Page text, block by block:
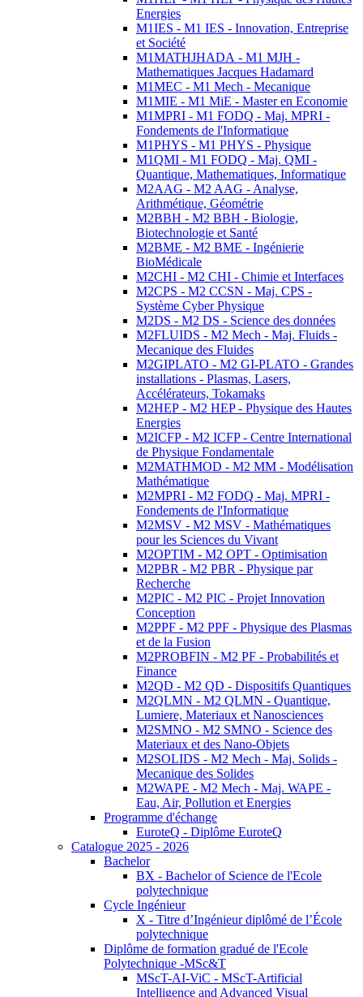
Energies
M1IES - M1 IES - Innovation, Entreprise
et Société
M1MATHJHADA - M1 MJH -
Mathematiques Jacques Hadamard
M1MEC - M1 Mech - Mecanique
M1MIE - M1 MiE - Master en Economie
M1MPRI - M1 FODQ - Maj. MPRI -
Fondements de l'Informatique
M1PHYS - M1 PHYS - Physique
M1QMI - M1 FODQ - Maj. QMI -
Quantique, Mathematiques, Informatique
M2AAG - M2 AAG - Analyse,
Arithmétique, Géométrie
M2BBH - M2 BBH - Biologie,
Biotechnologie et Santé
M2BME - M2 BME - Ingénierie
BioMédicale
M2CHI - M2 CHI - Chimie et Interfaces
M2CPS - M2 CCSN - Maj. CPS -
Système Cyber Physique
M2DS - M2 DS - Science des données
M2FLUIDS - M2 Mech - Maj. Fluids -
Mecanique des Fluides
M2GIPLATO - M2 GI-PLATO - Grandes
installations - Plasmas, Lasers,
Accélérateurs, Tokamaks
M2HEP - M2 HEP - Physique des Hautes
Energies
M2ICFP - M2 ICFP - Centre International
de Physique Fondamentale
M2MATHMOD - M2 MM - Modélisation
Mathématique
M2MPRI - M2 FODQ - Maj. MPRI -
Fondements de l'Informatique
M2MSV - M2 MSV - Mathématiques
pour les Sciences du Vivant
M2OPTIM - M2 OPT - Optimisation
M2PBR - M2 PBR - Physique par
Recherche
M2PIC - M2 PIC - Projet Innovation
Conception
M2PPF - M2 PPF - Physique des Plasmas
et de la Fusion
M2PROBFIN - M2 PF - Probabilités et
Finance
M2QD - M2 QD - Dispositifs Quantiques
M2QLMN - M2 QLMN - Quantique,
Lumiere, Materiaux et Nanosciences
M2SMNO - M2 SMNO - Science des
Materiaux et des Nano-Objets
M2SOLIDS - M2 Mech - Maj. Solids -
Mecanique des Solides
M2WAPE - M2 Mech - Maj. WAPE -
Eau, Air, Pollution et Energies
Programme d'échange
EuroteQ - Diplôme EuroteQ
Catalogue 2025 - 2026
Bachelor
BX - Bachelor of Science de l'Ecole
polytechnique
Cycle Ingénieur
X - Titre d’Ingénieur diplômé de l’École
polytechnique
Diplôme de formation gradué de l'Ecole
Polytechnique -MSc&T
MScT-AI-ViC - MScT-Artificial
Intelligence and Advanced Visual